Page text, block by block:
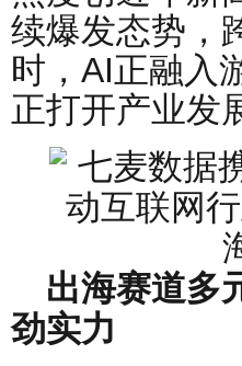
续爆发态势，
时，AI正融入
正打开产业发
出海赛道多
劲实力